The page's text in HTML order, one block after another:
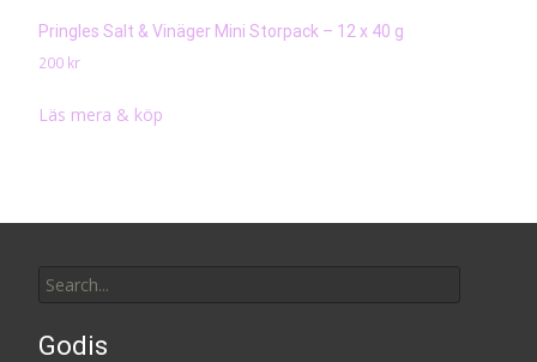
Pringles Salt & Vinäger Mini Storpack – 12 x 40 g
200 kr
Läs mera & köp
for:
Godis